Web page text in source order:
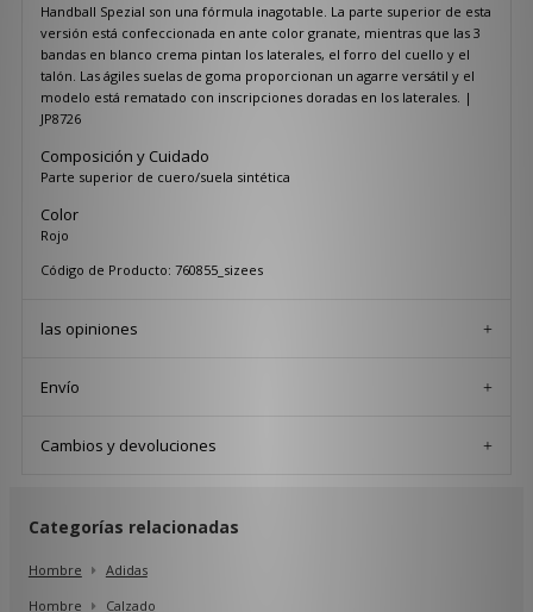
Handball Spezial son una fórmula inagotable. La parte superior de esta
versión está confeccionada en ante color granate, mientras que las 3
bandas en blanco crema pintan los laterales, el forro del cuello y el
talón. Las ágiles suelas de goma proporcionan un agarre versátil y el
modelo está rematado con inscripciones doradas en los laterales. |
JP8726
Composición y Cuidado
Parte superior de cuero/suela sintética
Color
Rojo
Código de Producto: 760855_sizees
las opiniones
Envío
Cambios y devoluciones
Categorías relacionadas
Hombre
Adidas
Hombre
Calzado